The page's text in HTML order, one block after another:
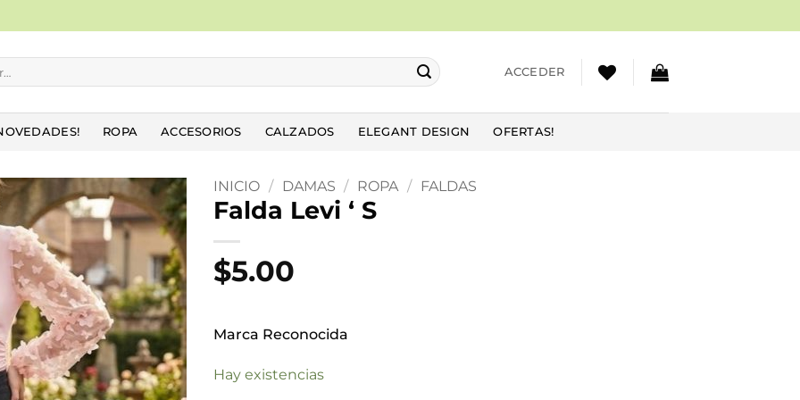
ACCEDER
ROPA ACCESORIOS CALZADOS ELEGANT DESIGN OFERTAS!
Añadir
a la
lista
de
deseos
INICIO / DAMAS / ROPA / FALDAS
Falda Levi ‘ S
$5.00
Marca Reconocida
Hay existencias